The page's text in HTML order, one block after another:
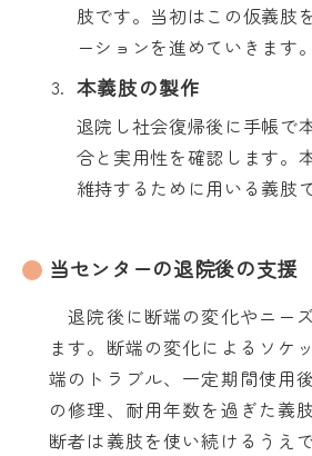
肢です。当初はこの仮義肢
ーションを進めていきます。
本義肢の製作
退院し社会復帰後に手帳で
合と実用性を確認します。
維持するために用いる義肢で
当センターの退院後の支援
退院後に断端の変化やニー
ます。断端の変化によるソケ
端のトラブル、一定期間使用
の修理、耐用年数を過ぎた義
断者は義肢を使い続けるうえ